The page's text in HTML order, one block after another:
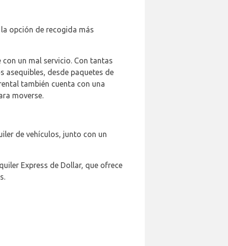
opción de recogida más
un mal servicio. Con tantas
asequibles, desde paquetes de
también cuenta con una
moverse.
de vehículos, junto con un
Express de Dollar, que ofrece